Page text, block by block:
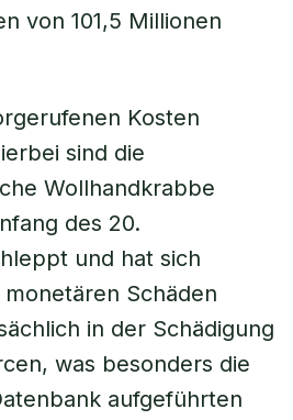
von 101,5 Millionen
Kosten
sind die
Wollhandkrabbe
des 20.
und hat sich
Schäden
in der Schädigung
was besonders die
aufgeführten